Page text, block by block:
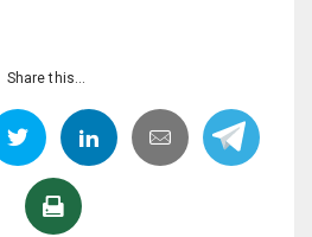
Share this...